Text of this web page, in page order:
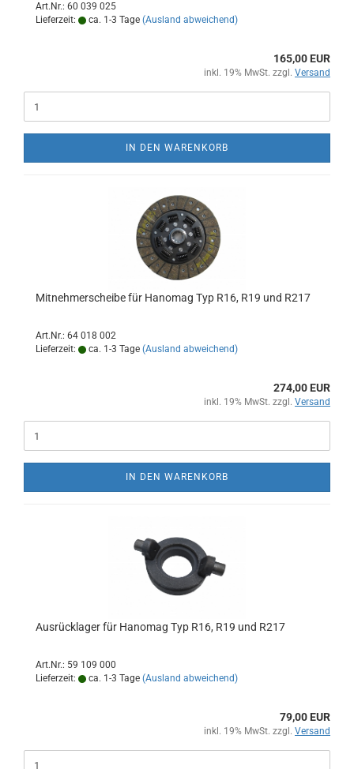
Art.Nr.: 60 039 025
Lieferzeit:
ca. 1-3 Tage (Ausland abweichend)
165,00 EUR
inkl. 19% MwSt. zzgl. Versand
IN DEN WARENKORB
Mitnehmerscheibe für Hanomag Typ R16, R19 und R217
Art.Nr.: 64 018 002
Lieferzeit:
ca. 1-3 Tage (Ausland abweichend)
274,00 EUR
inkl. 19% MwSt. zzgl. Versand
IN DEN WARENKORB
Ausrücklager für Hanomag Typ R16, R19 und R217
Art.Nr.: 59 109 000
Lieferzeit:
ca. 1-3 Tage (Ausland abweichend)
79,00 EUR
inkl. 19% MwSt. zzgl. Versand